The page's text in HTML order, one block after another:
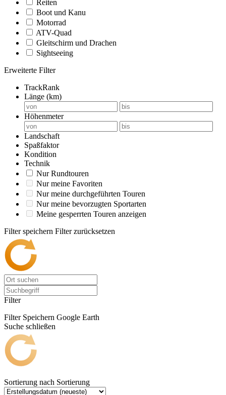
Reiten
Boot und Kanu
Motorrad
ATV-Quad
Gleitschirm und Drachen
Sightseeing
Erweiterte Filter
TrackRank
Länge (km)
Höhenmeter
Landschaft
Spaßfaktor
Kondition
Technik
Nur Rundtouren
Nur meine Favoriten
Nur meine durchgeführten Touren
Nur meine bevorzugten Sportarten
Meine gesperrten Touren anzeigen
Filter speichern Filter zurücksetzen
Filter
Filter Speichern Google Earth
Suche schließen
Sortierung nach Sortierung